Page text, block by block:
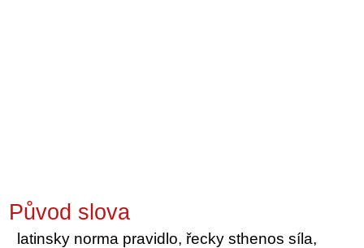
Původ slova
latinsky norma pravidlo, řecky sthenos síla,